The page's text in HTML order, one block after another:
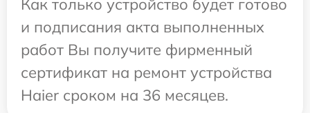
Как только устройство будет готово
и подписания акта выполненных
работ Вы получите фирменный
сертификат на ремонт устройства
Haier сроком на 36 месяцев.